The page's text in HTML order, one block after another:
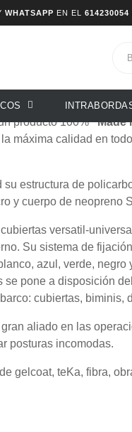
WHATSAPP EN EL 614230054
para
producto 100%"Made
máxima calidad en
estructura de
y cuerpo de neopreno
versatil-
Su sistema de
azul, verde,
se pone a disposición
cubiertas, biminis,
aliado en las
posturas incomodas.
gelcoat, teKa, fibra,